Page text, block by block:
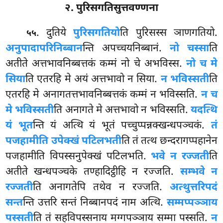
२. पुरिसगतिसुत्तवण्णना
५५. दुतियेपुरिसगतियोति पुरिसस्स ञाणगतियो.
अनुपादापरिनिब्बानन्ति अपच्चयनिब्बानं. नो चस्साति
अतीते अत्तभावनिब्बत्तकं कम्मं नो चे अभविस्स. नो च मे
सियाति एतरहि मे अयं अत्तभावो न सिया. न भविस्सतीति
एतरहि मे अनागतत्तभावनिब्बत्तकं कम्मं न भविस्सति. न च
मे भविस्सतीति अनागते मे अत्तभावो न भविस्सति. यदत्थि
यं भूतन्ति यं अत्थि यं भूतं पच्चुप्पन्नक्खन्धपञ्चकं. तं
पजहामीति उपेक्खं पटिलभतीति तं तत्थ छन्दरागप्पहानेन
पजहामीति विपस्सनुपेक्खं पटिलभति. भवे न रज्जतीति
अतीते खन्धपञ्चके तण्हादिट्ठीहि न रज्जति. सम्भवे न
रज्जतीति अनागतेपि तथेव न रज्जति. अत्थुत्तरिपदं
सन्तन्ति उत्तरि सन्तं निब्बानपदं नाम अत्थि. सम्मप्पञ्ञाय
पस्सतीति तं सहविपस्सनाय मग्गपञ्ञाय सम्मा पस्सति. न